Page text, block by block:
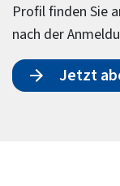
Profil finden Sie
nach der
Jetzt